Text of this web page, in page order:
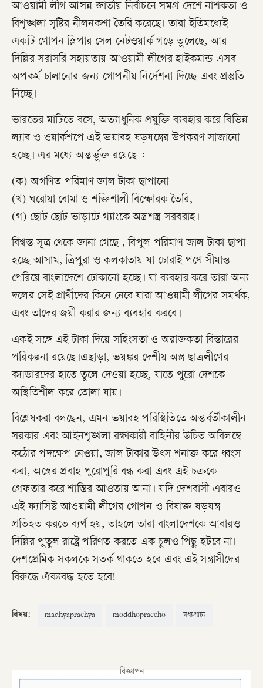
আওয়ামী লীগ আসন্ন জাতীয় নির্বাচনে সমগ্র দেশে নাশকতা ও
বিশৃঙ্খলা সৃষ্টির নীলনকশা তৈরি করেছে। তারা ইতিমধ্যেই
একটি গোপন স্লিপার সেল নেটওয়ার্ক গড়ে তুলেছে, আর
দিল্লির সরাসরি সহায়তায় আওয়ামী লীগের হাইকমান্ড এসব
অপকর্ম চালানোর জন্য গোপনীয় নির্দেশনা দিচ্ছে এবং প্রস্তুতি
নিচ্ছে।
ভারতের মাটিতে বসে, অত্যাধুনিক প্রযুক্তি ব্যবহার করে বিভিন্ন
ল্যাব ও ওয়ার্কশপে এই ভয়াবহ ষড়যন্ত্রের উপকরণ সাজানো
হচ্ছে। এর মধ্যে অন্তর্ভুক্ত রয়েছে :
(ক) অগণিত পরিমাণ জাল টাকা ছাপানো
(খ) ঘরোয়া বোমা ও শক্তিশালী বিস্ফোরক তৈরি,
(গ) ছোট ছোট ভাড়াটে গ্যাংকে অস্ত্রশস্ত্র সরবরাহ।
বিশ্বস্ত সূত্র থেকে জানা গেছে , বিপুল পরিমাণ জাল টাকা ছাপা
হচ্ছে আসাম, ত্রিপুরা ও কলকাতায় যা চোরাই পথে সীমান্ত
পেরিয়ে বাংলাদেশে ঢোকানো হচ্ছে। যা ব্যবহার করে তারা অন্য
দলের সেই প্রার্থীদের কিনে নেবে যারা আওয়ামী লীগের সমর্থক,
এবং তাদের জয়ী করার জন্য ব্যবহার করবে।
একই সঙ্গে এই টাকা দিয়ে সহিংসতা ও অরাজকতা বিস্তারের
পরিকল্পনা রয়েছে।এছাড়া, ভয়ঙ্কর দেশীয় অস্ত্র ছাত্রলীগের
ক্যাডারদের হাতে তুলে দেওয়া হচ্ছে, যাতে পুরো দেশকে
অস্থিতিশীল করে তোলা যায়।
বিশ্লেষকরা বলছেন, এমন ভয়াবহ পরিস্থিতিতে অন্তর্বর্তীকালীন
সরকার এবং আইনশৃঙ্খলা রক্ষাকারী বাহিনীর উচিত অবিলম্বে
কঠোর পদক্ষেপ নেওয়া, জাল টাকার উৎস শনাক্ত করে ধ্বংস
করা, অস্ত্রের প্রবাহ পুরোপুরি বন্ধ করা এবং এই চক্রকে
গ্রেফতার করে শাস্তির আওতায় আনা। যদি দেশবাসী এবারও
এই ফ্যাসিস্ট আওয়ামী লীগের গোপন ও বিষাক্ত ষড়যন্ত্র
প্রতিহত করতে ব্যর্থ হয়, তাহলে তারা বাংলাদেশকে আবারও
দিল্লির পুতুল রাষ্ট্রে পরিণত করতে এক চুলও পিছু হটবে না।
দেশপ্রেমিক সকলকে সতর্ক থাকতে হবে এবং এই সন্ত্রাসীদের
বিরুদ্ধে ঐক্যবদ্ধ হতে হবে!
বিষয়: madhyaprachya moddhopraccho মধ্যপ্রাচ্য
বিজ্ঞাপন